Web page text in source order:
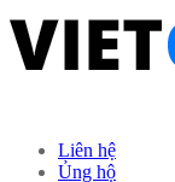
Liên hệ
Ủng hộ